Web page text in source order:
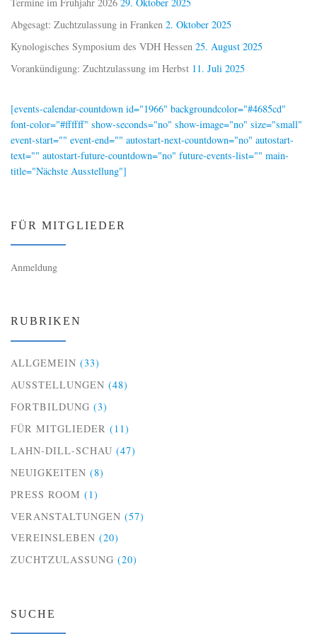
Abgesagt: Zuchtzulassung in Franken 2. Oktober 2025
Kynologisches Symposium des VDH Hessen 25. August 2025
Vorankündigung: Zuchtzulassung im Herbst 11. Juli 2025
[events-calendar-countdown id="1966" backgroundcolor="#4685cd"
font-color="#ffffff" show-seconds="no" show-image="no" size="small"
event-start="" event-end="" autostart-next-countdown="no" autostart-
text="" autostart-future-countdown="no" future-events-list="" main-
title="Nächste Ausstellung"]
FÜR MITGLIEDER
Anmeldung
RUBRIKEN
ALLGEMEIN (33)
AUSSTELLUNGEN (48)
FORTBILDUNG (3)
FÜR MITGLIEDER (11)
LAHN-DILL-SCHAU (47)
NEUIGKEITEN (8)
PRESS ROOM (1)
VERANSTALTUNGEN (57)
VEREINSLEBEN (20)
ZUCHTZULASSUNG (20)
SUCHE